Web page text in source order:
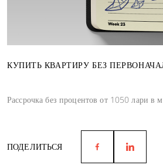
КУПИТЬ КВАРТИРУ БЕЗ
Рассрочка без процентов от 1050 лари в
ПОДЕЛИТЬСЯ